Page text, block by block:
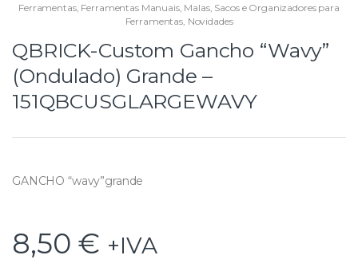
Ferramentas, Ferramentas Manuais, Malas, Sacos e Organizadores para
Ferramentas, Novidades
QBRICK-Custom Gancho “Wavy”
(Ondulado) Grande –
151QBCUSGLARGEWAVY
GANCHO “wavy”grande
8,50 € +IVA